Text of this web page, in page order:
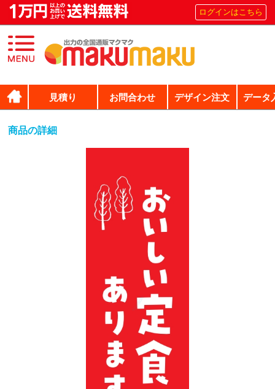
ログインはこちら
見積り お問合わせ デザイン注文 データ
商品の詳細